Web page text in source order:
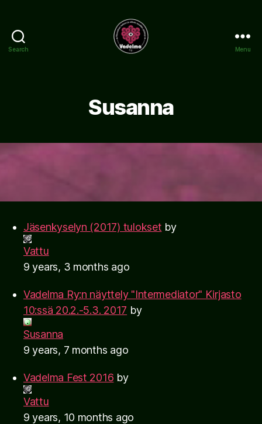
Search Menu
Susanna
Jäsenkyselyn (2017) tulokset by
Vattu
9 years, 3 months ago
Vadelma Ry:n näyttely "Intermediator" Kirjasto
10:ssä 20.2.-5.3. 2017 by
Susanna
9 years, 7 months ago
Vadelma Fest 2016 by
Vattu
9 years, 10 months ago